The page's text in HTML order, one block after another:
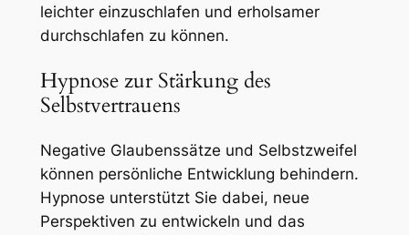
leichter einzuschlafen und erholsamer
durchschlafen zu können.
Hypnose zur Stärkung des
Selbstvertrauens
Negative Glaubenssätze und Selbstzweifel
können persönliche Entwicklung behindern.
Hypnose unterstützt Sie dabei, neue
Perspektiven zu entwickeln und das